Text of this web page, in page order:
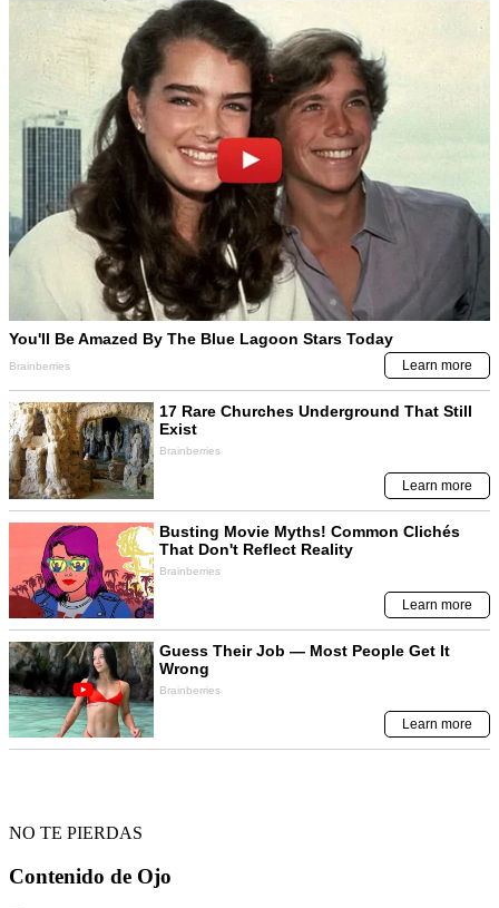
NO TE PIERDAS
Contenido de Ojo